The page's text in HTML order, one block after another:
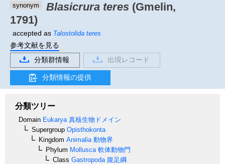
synonym Blasicrura teres (Gmelin,
1791)
accepted as Talostolida teres
参考文献を見る
分類群情報
出現レコード
分類情報の提供
分類ツリー
Domain Eukarya 真核生物ドメイン
Supergroup Opisthokonta
Kingdom Animalia 動物界
Phylum Mollusca 軟体動物門
Class Gastropoda 腹足綱